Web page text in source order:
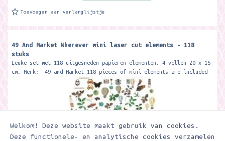
Welkom! Deze website maakt gebruik van cookies.
Deze functionele- en analytische cookies verzamelen
Toevoegen aan verlanglijstje
49 And Market Wherever mini laser cut elements - 118
stuks
Leuke set met 118 uitgesneden papieren elementen. 4 vellen 20 x 15
cm. Merk: 49 and Market 118 pieces of mini elements are included